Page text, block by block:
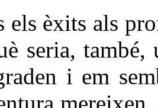
els èxits als
seria,
i em